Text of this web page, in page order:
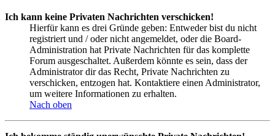
Ich kann keine Privaten Nachrichten verschicken!
Hierfür kann es drei Gründe geben: Entweder bist du nicht
registriert und / oder nicht angemeldet, oder die Board-
Administration hat Private Nachrichten für das komplette
Forum ausgeschaltet. Außerdem könnte es sein, dass der
Administrator dir das Recht, Private Nachrichten zu
verschicken, entzogen hat. Kontaktiere einen Administrator,
um weitere Informationen zu erhalten.
Nach oben